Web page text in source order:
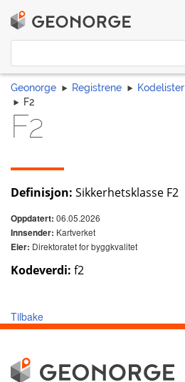
Geonorge Registrene Kodelister
F2
F2
Definisjon: Sikkerhetsklasse F2
Oppdatert: 06.05.2026
Innsender: Kartverket
Eier: Direktoratet for byggkvalitet
Kodeverdi: f2
Tilbake